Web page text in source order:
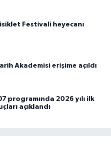
Festivali heyecanı
Akademisi erişime açıldı
programında 2026 yılı ilk
açıklandı